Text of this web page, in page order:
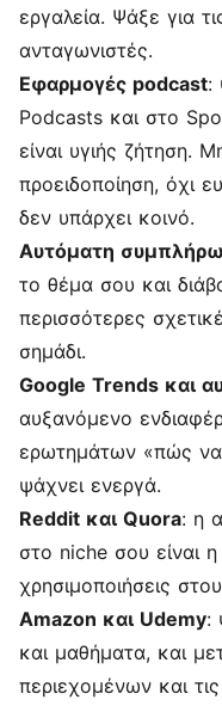
εργαλεία. Ψάξε για
ανταγωνιστές.
Εφαρμογές podcast:
Podcasts και στο
είναι υγιής ζήτηση.
προειδοποίηση, όχι
δεν υπάρχει κοινό.
Αυτόματη
το θέμα σου και
περισσότερες
σημάδι.
Google Trends και
αυξανόμενο
ερωτημάτων «πώς
ψάχνει ενεργά.
Reddit και Quora: η
στο niche σου είναι
χρησιμοποιήσεις
Amazon και Udemy:
και μαθήματα, και
περιεχομένων και